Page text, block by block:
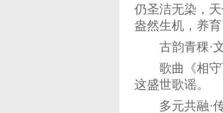
仍圣洁无染，
盎然生机，养
古韵青稞·
歌曲《相守
这盛世歌谣。
多元共融·